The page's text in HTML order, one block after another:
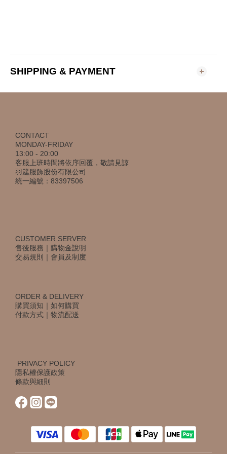
SHIPPING & PAYMENT
CONTACT
MONDAY-FRIDAY
13:00 - 20:00
客服上班時間將依序回覆，敬請見諒
羽筳服飾股份有限公司
統一編號：83397506
CUSTOMER SERVER
售後服務 ｜ 購物金說明
交易規則
｜ 會員及制度
ORDER & DELIVERY
購買須知 ｜ 如何購買
付款方式 ｜ 物流配送
PRIVACY POLICY
隱私權保護政策
條款與細則